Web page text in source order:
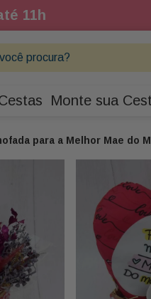
11h
procura?
Monte sua
para a Melhor Mae do